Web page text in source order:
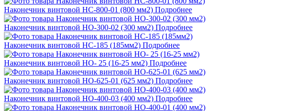
Наконечник винтовой НС-800-01 (800 мм2) Подробнее
Наконечник винтовой НО-300-02 (300 мм2) Подробнее
Наконечник винтовой НС-185 (185мм2) Подробнее
Наконечник винтовой НО- 25 (16-25 мм2) Подробнее
Наконечник винтовой НО-625-01 (625 мм2) Подробнее
Наконечник винтовой НО-400-03 (400 мм2) Подробнее